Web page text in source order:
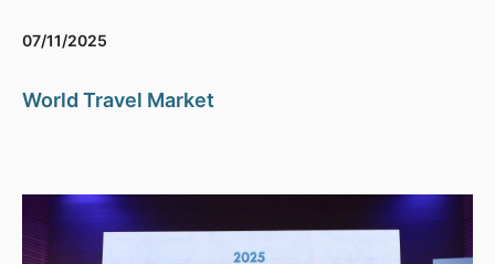
07/11/2025
World Travel Market